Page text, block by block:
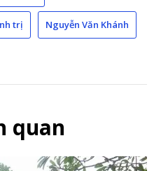
trị Nguyễn Văn Khánh
quan